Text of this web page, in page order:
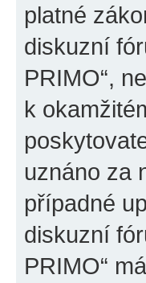
platné
diskuzní
PRIMO“,
k
uznáno za
případné
diskuzní
PRIMO“